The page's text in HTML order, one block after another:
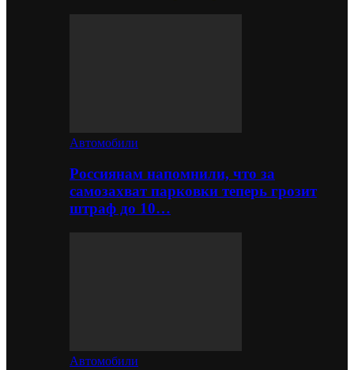
Автомобили
Россиянам напомнили, что за
самозахват парковки теперь грозит
штраф до 10…
Автомобили